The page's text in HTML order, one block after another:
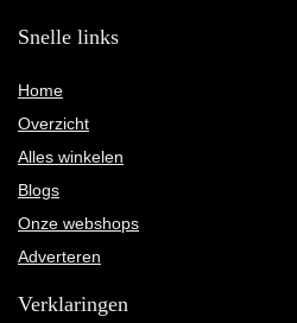
Snelle links
Home
Overzicht
Alles winkelen
Blogs
Onze webshops
Adverteren
Verklaringen